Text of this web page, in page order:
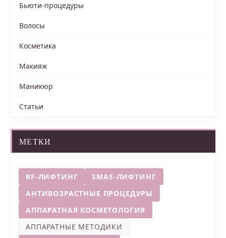
Бьюти-процедуры
Волосы
Косметика
Макияж
Маникюр
Статьи
МЕТКИ
RF-ЛИФТИНГ
SMAS-ЛИФТИНГ
АНТИВОЗРАСТНЫЕ ПРОЦЕДУРЫ
АППАРАТНАЯ КОСМЕТОЛОГИЯ
АППАРАТНЫЕ МЕТОДИКИ